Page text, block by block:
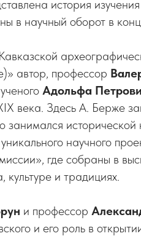
история
в научный оборот в
автор, профессор
Адольфа
века. Здесь А. Берже
занимался исторической
научного
где собраны в
и традициях.
и профессор
и его роль в